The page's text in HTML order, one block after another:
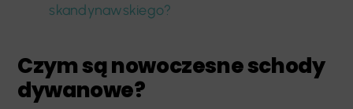
skandynawskiego?
Czym są nowoczesne schody
dywanowe?